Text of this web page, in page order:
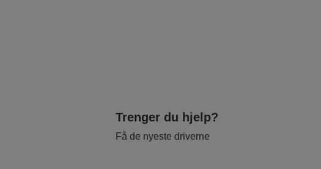
Trenger du hjelp?
Få de nyeste driverne